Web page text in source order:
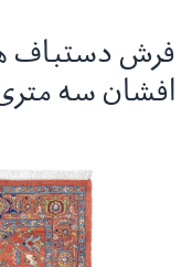
فرش دستباف
افشان سه